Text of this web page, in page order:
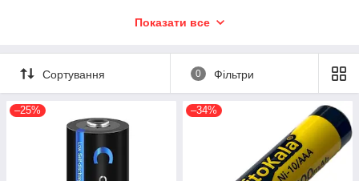
деяких небажаних побічних ефектів.
— Ємність на 30-40% вища від ємності нікель-кадмієвих
батарей. Є потенціал для збільшення їх енергетичної
щільності.
— Незначна менша, ніж у нікель-кадмієвих батарей,
схильність до «ефекту пам'яті». Але не можна сказати про
його відсутність взагалі.
— Простота зберігання і транспортування. Не потрібно
регулярного контролю.
Показати все
Сортування 0 Фільтри
–25% –34%